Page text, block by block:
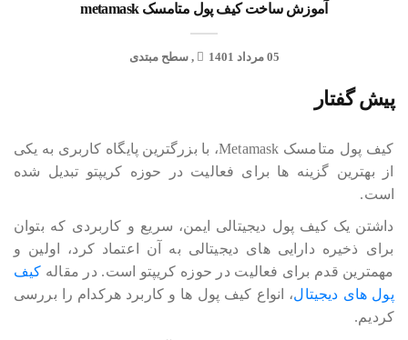
آموزش ساخت کیف پول متامسک metamask
05 مرداد 1401 سطح مبتدی
پیش گفتار
کیف پول متامسک Metamask، با بزرگترین پایگاه کاربری به یکی
از بهترین گزینه ها برای فعالیت در حوزه کریپتو تبدیل شده
است.
داشتن یک کیف پول دیجیتالی ایمن، سریع و کاربردی که بتوان
برای ذخیره دارایی های دیجیتالی به آن اعتماد کرد، اولین و
مهمترین قدم برای فعالیت در حوزه کریپتو است. در مقاله کیف
پول های دیجیتال، انواع کیف پول ها و کاربرد هرکدام را بررسی
کردیم.